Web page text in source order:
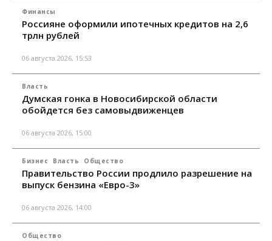
Финансы
Россияне оформили ипотечных кредитов на 2,6
трлн рублей
06 августа 2026, 15:53
Власть
Думская гонка в Новосибирской области
обойдется без самовыдвиженцев
06 августа 2026, 15:00
Бизнес Власть Общество
Правительство России продлило разрешение на
выпуск бензина «Евро-3»
06 августа 2026, 14:00
Общество